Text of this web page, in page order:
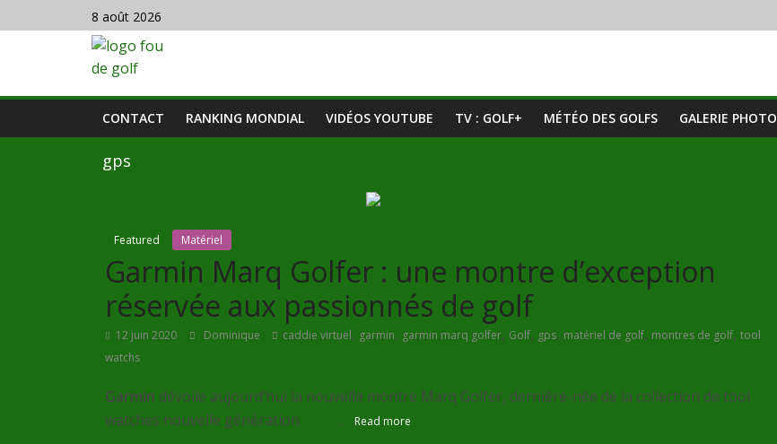
8 août 2026
CONTACT RANKING MONDIAL VIDÉOS YOUTUBE TV : GOLF+ MÉTÉO DES GOLFS GALERIE PHOTO
gps
Featured Matériel
Garmin Marq Golfer : une montre d’exception
réservée aux passionnés de golf
12 juin 2020 Dominique caddie virtuel, garmin, garmin marq golfer, Golf, gps, matériel de golf, montres de golf, tool
watchs
Garmin dévoile aujourd’hui la nouvelle montre Marq Golfer, dernière-née de la collection de tool
watches nouvelle génération
. Read more